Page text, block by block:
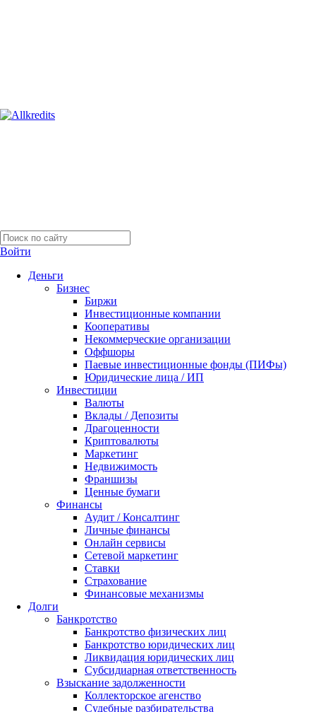
Войти
Деньги
Бизнес
Биржи
Инвестиционные компании
Кооперативы
Некоммерческие организации
Оффшоры
Паевые инвестиционные фонды (ПИФы)
Юридические лица / ИП
Инвестиции
Валюты
Вклады / Депозиты
Драгоценности
Криптовалюты
Маркетинг
Недвижимость
Франшизы
Ценные бумаги
Финансы
Аудит / Консалтинг
Личные финансы
Онлайн сервисы
Сетевой маркетинг
Ставки
Страхование
Финансовые механизмы
Долги
Банкротство
Банкротство физических лиц
Банкротство юридических лиц
Ликвидация юридических лиц
Субсидиарная ответственность
Взыскание задолженности
Коллекторское агенство
Судебные разбирательства